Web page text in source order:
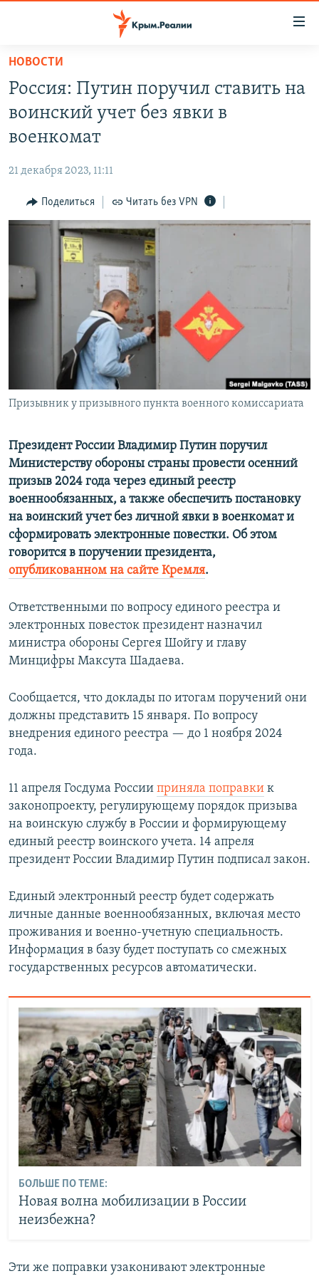
Вернуться
основному
содержанию
главной
навигации
Вернутся
СПЕЦПРОЕКТЫ
11 ЛЕТ ОККУПАЦИИ КРЫМА. 11 ИСТОРИЙ СОПРОТИВЛЕНИЯ
ЕЩЕ
ИНТЕРАКТИВ
ИНФОГРАФИКА
ТЕЛЕПРОЕКТ КРЫМ.РЕАЛИИ
СОВЕТЫ ПРАВОЗАЩИТНИКОВ
ПРОПАВШИЕ БЕЗ ВЕСТИ
ПОБЕДИТЕЛЕЙ НЕ СУДЯТ?
КРЫМ.НЕПОКОРЕННЫЙ
УКРАИНСКАЯ ПРОБЛЕМА КРЫМА
РАДІО СВОБОДА
КАК ОБОЙТИ БЛОКИРОВКУ
Українською
Qırımtatar
ПРИСОЕДИНЯЙТЕСЬ!
НОВОСТИ
Россия: Путин поручил ставить на
воинский учет без явки в
военкомат
21 декабря 2023, 11:11
Поделиться Читать без VPN
Призывник у призывного пункта военного комиссариата
Президент России Владимир Путин поручил
Министерству обороны страны провести осенний
призыв 2024 года через единый реестр
военнообязанных, а также обеспечить постановку
на воинский учет без личной явки в военкомат и
сформировать электронные повестки. Об этом
говорится в поручении президента,
опубликованном на сайте Кремля.
Ответственными по вопросу единого реестра и
электронных повесток президент назначил
министра обороны Сергея Шойгу и главу
Минцифры Максута Шадаева.
Сообщается, что доклады по итогам поручений они
должны представить 15 января. По вопросу
внедрения единого реестра — до 1 ноября 2024
года.
11 апреля Госдума России приняла поправки к
законопроекту, регулирующему порядок призыва
на воинскую службу в России и формирующему
единый реестр воинского учета. 14 апреля
президент России Владимир Путин подписал закон.
Единый электронный реестр будет содержать
личные данные военнообязанных, включая место
проживания и военно-учетную специальность.
Информация в базу будет поступать со смежных
государственных ресурсов автоматически.
БОЛЬШЕ ПО ТЕМЕ:
Новая волна мобилизации в России
неизбежна?
Эти же поправки узаконивают электронные